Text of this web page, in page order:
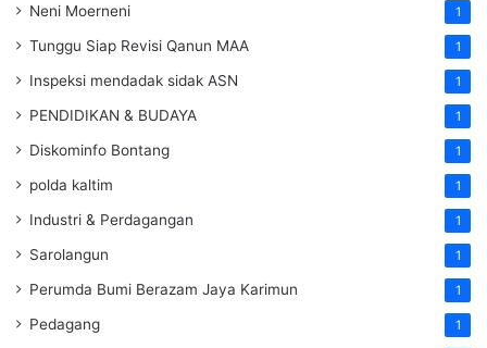
Neni Moerneni 1
Tunggu Siap Revisi Qanun MAA 1
Inspeksi mendadak sidak ASN 1
PENDIDIKAN & BUDAYA 1
Diskominfo Bontang 1
polda kaltim 1
Industri & Perdagangan 1
Sarolangun 1
Perumda Bumi Berazam Jaya Karimun 1
Pedagang 1